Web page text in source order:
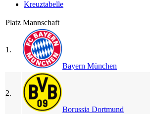
Kreuz­ta­bel­le
Platz Mann­schaft
1.
Bayern München
2.
Borussia Dortmund